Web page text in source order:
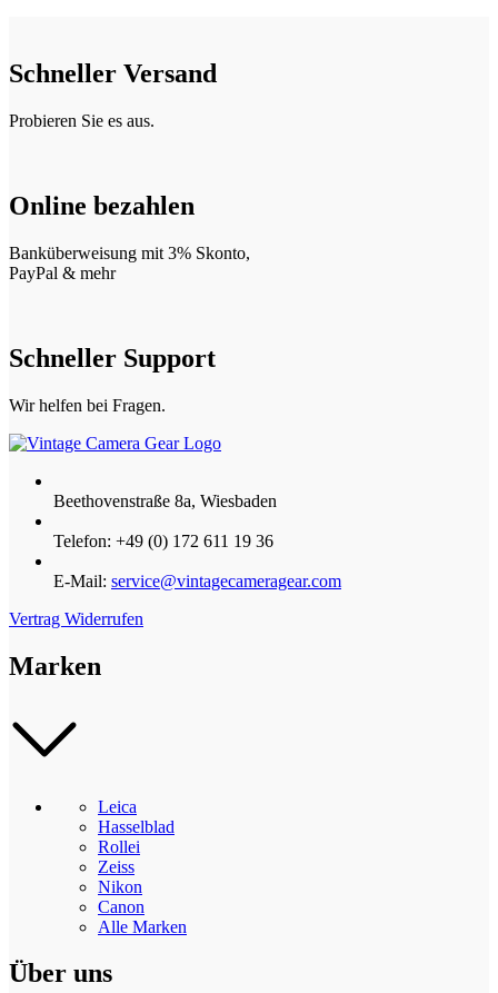
Schneller Versand
Probieren Sie es aus.
Online bezahlen
Banküberweisung mit 3% Skonto,
PayPal & mehr
Schneller Support
Wir helfen bei Fragen.
Beethovenstraße 8a, Wiesbaden
Telefon: +49 (0) 172 611 19 36
E-Mail: service@vintagecameragear.com
Vertrag Widerrufen
Marken
Leica
Hasselblad
Rollei
Zeiss
Nikon
Canon
Alle Marken
Über uns